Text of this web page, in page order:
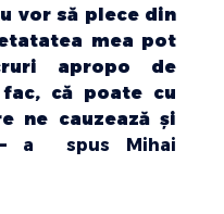
vor să plece din
mea pot
apropo de
că poate cu
ne cauzează și
a spus Mihai